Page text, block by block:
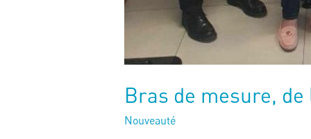
Bras de mesure, de
Nouveauté